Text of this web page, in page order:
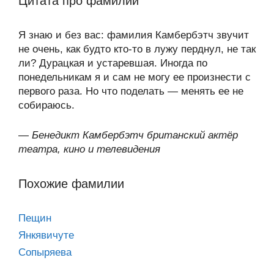
Я знаю и без вас: фамилия Камбербэтч звучит
не очень, как будто кто-то в лужу перднул, не так
ли? Дурацкая и устаревшая. Иногда по
понедельникам я и сам не могу ее произнести с
первого раза. Но что поделать — менять ее не
собираюсь.
— Бенедикт Камбербэтч британский актёр
театра, кино и телевидения
Похожие фамилии
Пещин
Янкявичуте
Сопыряева